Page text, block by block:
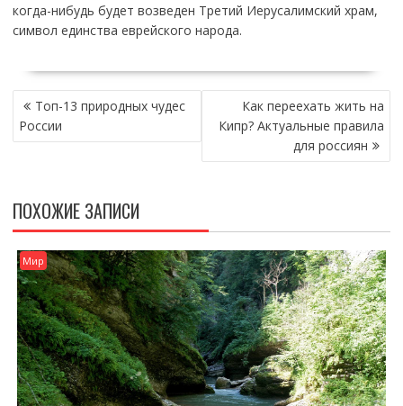
когда-нибудь будет возведен Третий Иерусалимский храм,
символ единства еврейского народа.
НАВИГАЦИЯ
ПО
ЗАПИСЯМ
Топ-13 природных чудес
России
Как переехать жить на
Кипр? Актуальные правила
для россиян
ПОХОЖИЕ ЗАПИСИ
Мир